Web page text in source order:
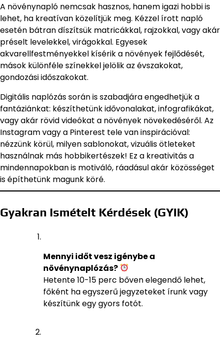
A növénynapló nemcsak hasznos, hanem igazi hobbi is
lehet, ha kreatívan közelítjük meg. Kézzel írott napló
esetén bátran díszítsük matricákkal, rajzokkal, vagy akár
préselt levelekkel, virágokkal. Egyesek
akvarellfestményekkel kísérik a növények fejlődését,
mások különféle színekkel jelölik az évszakokat,
gondozási időszakokat.
Digitális naplózás során is szabadjára engedhetjük a
fantáziánkat: készíthetünk idővonalakat, infografikákat,
vagy akár rövid videókat a növények növekedéséről. Az
Instagram vagy a Pinterest tele van inspirációval:
nézzünk körül, milyen sablonokat, vizuális ötleteket
használnak más hobbikertészek! Ez a kreativitás a
mindennapokban is motiváló, ráadásul akár közösséget
is építhetünk magunk köré.
Gyakran Ismételt Kérdések (GYIK)
Mennyi időt vesz igénybe a
növénynaplózás?
Hetente 10-15 perc bőven elegendő lehet,
főként ha egyszerű jegyzeteket írunk vagy
készítünk egy gyors fotót.